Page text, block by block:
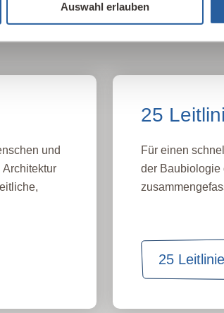
Auswahl erlauben
und
25
Für einen
der Baubiologie
25